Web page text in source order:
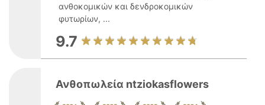
ανθοκομικών και δενδροκομικών
φυτωρίων, ...
9.7
Ανθοπωλεία ntziokasflowers